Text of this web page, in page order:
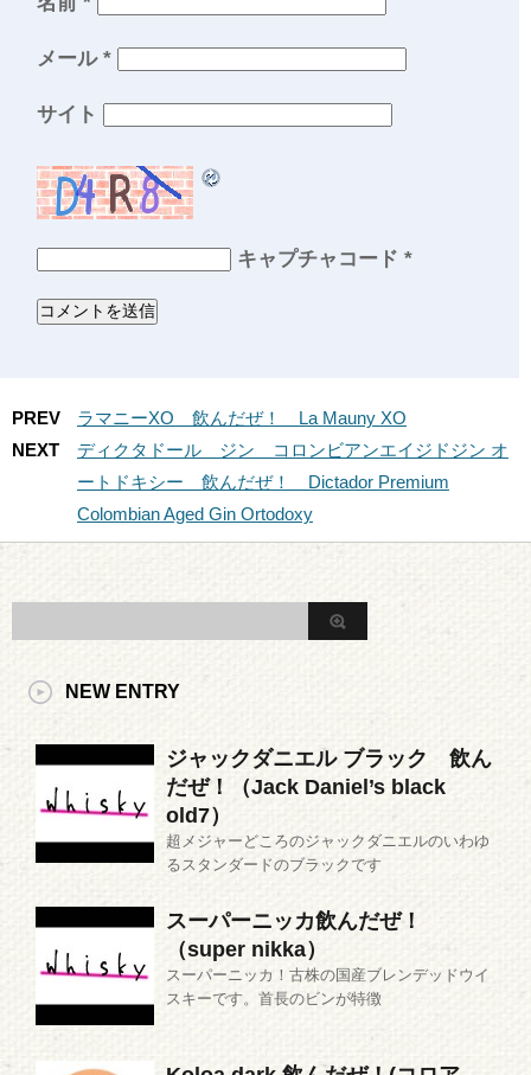
メール *
サイト
キャプチャコード *
PREV
ラマニーXO 飲んだぜ！ La Mauny XO
NEXT
ディクタドール ジン コロンビアンエイジドジン オ
ートドキシー 飲んだぜ！ Dictador Premium
Colombian Aged Gin Ortodoxy
NEW ENTRY
ジャックダニエル ブラック 飲ん
だぜ！（Jack Daniel’s black
old7）
超メジャーどころのジャックダニエルのいわゆ
るスタンダードのブラックです
スーパーニッカ飲んだぜ！
（super nikka）
スーパーニッカ！古株の国産ブレンデッドウイ
スキーです。首長のビンが特徴